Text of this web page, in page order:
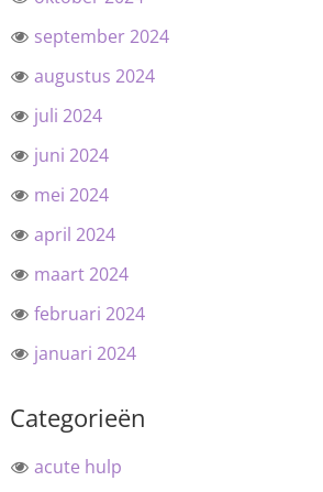
september 2024
augustus 2024
juli 2024
juni 2024
mei 2024
april 2024
maart 2024
februari 2024
januari 2024
Categorieën
acute hulp